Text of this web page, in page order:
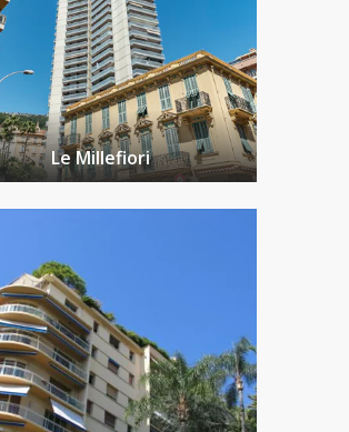
Le Millefiori